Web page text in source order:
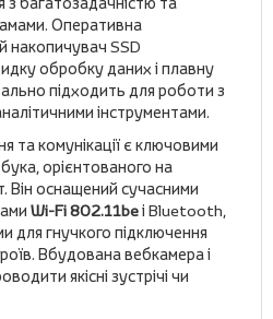
Оперативна
накопичувач SSD
обробку даних і плавну
підходить для роботи з
інструментами.
та комунікації є ключовими
орієнтованого на
Він оснащений сучасними
Wi-Fi 802.11beі Bluetooth,
для гнучкого підключення
Вбудована вебкамера і
якісні зустрічі чи